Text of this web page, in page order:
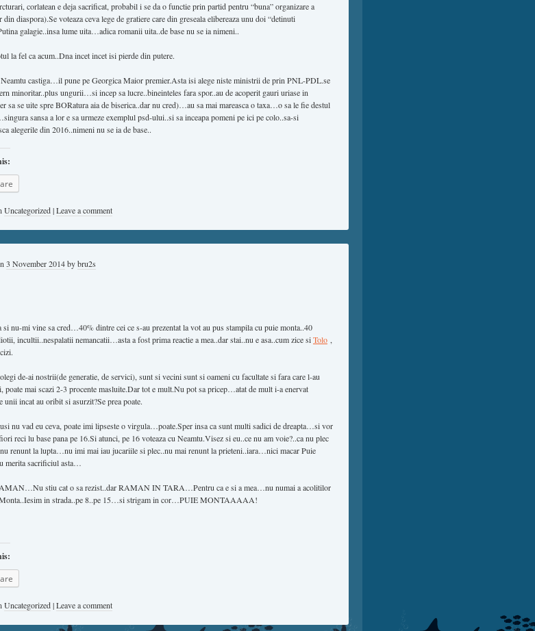
corlatean e deja sacrificat, probabil i se da o functie prin partid pentru “buna” organizare a
din diaspora).Se voteaza ceva lege de gratiere care din greseala elibereaza unu doi “detinuti
galagie..insa lume uita…adica romanii uita..de base nu se ia nimeni..
la fel ca acum..Dna incet incet isi pierde din putere.
castiga…il pune pe Georgica Maior premier.Asta isi alege niste ministrii de prin PNL-PDL.se
minoritar..plus ungurii…si incep sa lucre..bineinteles fara spor..au de acoperit gauri uriase in
sa se uite spre BORatura aia de biserica..dar nu cred)…au sa mai mareasca o taxa…o sa le fie destul
sansa a lor e sa urmeze exemplul psd-ului..si sa inceapa pomeni pe ici pe colo..sa-si
alegerile din 2016..nimeni nu se ia de base..
Uncategorized|Leave a comment
3 November 2014bybru2s
si nu-mi vine sa cred…40% dintre cei ce s-au prezentat la vot au pus stampila cu puie monta..40
incultii..nespalatii nemancatii…asta a fost prima reactie a mea..dar stai..nu e asa..cum zice siTolo ,
de-ai nostrii(de generatie, de servici), sunt si vecini sunt si oameni cu facultate si fara care l-au
poate mai scazi 2-3 procente masluite.Dar tot e mult.Nu pot sa pricep…atat de mult i-a enervat
unii incat au oribit si asurzit?Se prea poate.
nu vad eu ceva, poate imi lipseste o virgula…poate.Sper insa ca sunt multi sadici de dreapta…si vor
reci lu base pana pe 16.Si atunci, pe 16 voteaza cu Neamtu.Visez si eu..ce nu am voie?..ca nu plec
renunt la lupta…nu imi mai iau jucariile si plec..nu mai renunt la prieteni..iara…nici macar Puie
merita sacrificiul asta…
stiu cat o sa rezist..dar RAMAN IN TARA…Pentru ca e si a mea…nu numai a acolitilor
in strada..pe 8..pe 15…si strigam in cor…PUIE MONTAAAAA!
Uncategorized|Leave a comment